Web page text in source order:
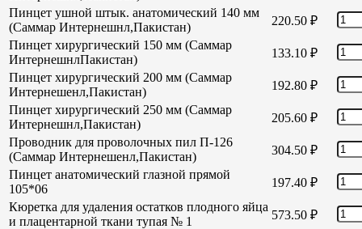
Пинцет ушной штык. анатомический 140 мм
(Саммар Интернешнл,Пакистан)
220.50 ₽
Пинцет хирургический 150 мм (Саммар
ИнтернешнлПакистан)
133.10 ₽
Пинцет хирургический 200 мм (Саммар
Интернешенл,Пакистан)
192.80 ₽
Пинцет хирургический 250 мм (Саммар
Интернешнл,Пакистан)
205.60 ₽
Проводник для проволочных пил П-126
(Саммар Интернешенл,Пакистан)
304.50 ₽
Пинцет анатомический глазной прямой
105*06
197.40 ₽
Кюретка для удаления остатков плодного яйца
и плацентарной ткани тупая № 1
573.50 ₽